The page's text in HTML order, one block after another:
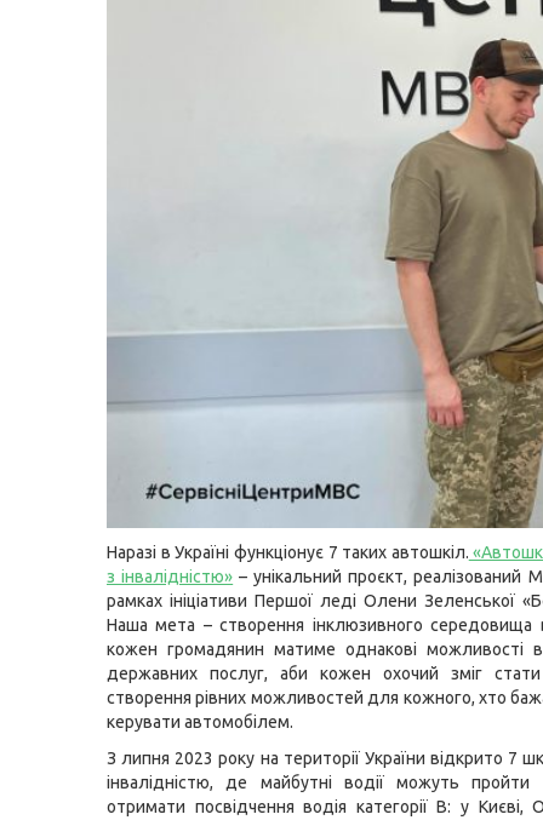
Наразі в Україні функціонує 7 таких автошкіл.
з інвалідністю» – унікальний проєкт, реалізований
рамках ініціативи Першої леді Олени Зеленської
Наша мета – створення інклюзивного середовища
кожен громадянин матиме однакові можливості
державних послуг, аби кожен охочий зміг
створення рівних можливостей для кожного, хто
керувати автомобілем.
З липня 2023 року на території України відкрито 7
інвалідністю, де майбутні водії можуть пройти
отримати посвідчення водія категорії B: у Києві,